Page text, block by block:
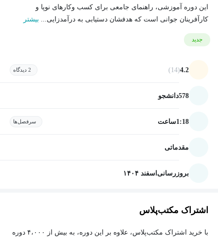
این دوره آموزشی، راهنمای جامعی برای کسب وکارهای نوپا و
کارآفرینان جوانی است که هدفشان دستیابی به درآمدزایی... بیشتر
جدید
4.2
(14) 2 دیدگاه
578دانشجو
1:18ساعت سرفصل‌ها
مقدماتی
بروزرسانی اسفند ۱۴۰۴
اشتراک مکتب‌پلاس
با خرید اشتراک مکتب‌پلاس، علاوه بر این دوره، به بیش از ۴،۰۰۰ دوره